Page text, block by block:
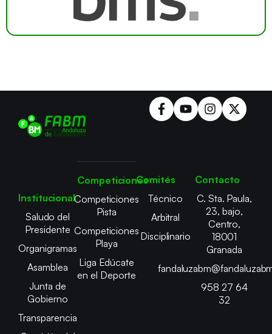
Institucional
Saludo del
Presidente
Organigramas
Asamblea
Junta de
Gobierno
Transparencia
Competiciones
Competiciones
Pista
Competiciones
Playa
Liga Edúcate
en el Deporte
Comités
Técnico
Arbitral
Disciplinario
Contacto
C. Sta. Paula,
23, bajo,
Centro,
18001
Granada
958 27 64
32